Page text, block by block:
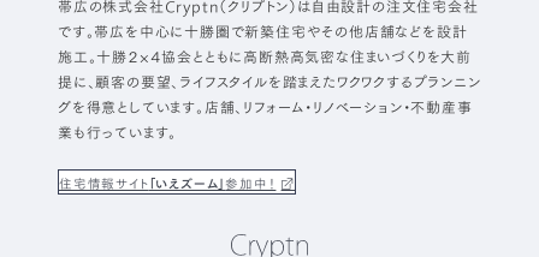
帯広の株式会社Cryptn（クリプトン）は自由設計の注文住宅会社
です。帯広を中心に十勝圏で新築住宅やその他店舗などを設計
施工。十勝２×４協会とともに高断熱高気密な住まいづくりを大前
提に、顧客の要望、ライフスタイルを踏まえたワクワクするプランニン
グを得意としています。店舗、リフォーム・リノベーション・不動産事
業も行っています。
住宅情報サイト「いえズーム」参加中！